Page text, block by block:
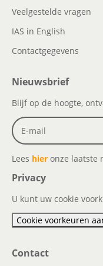
Veelgestelde vragen
IAS in English
Contactgegevens
Nieuwsbrief
Blijf op de hoogte,
Lees hier onze laatste
Privacy
U kunt uw cookie
Cookie voorkeuren
Contact